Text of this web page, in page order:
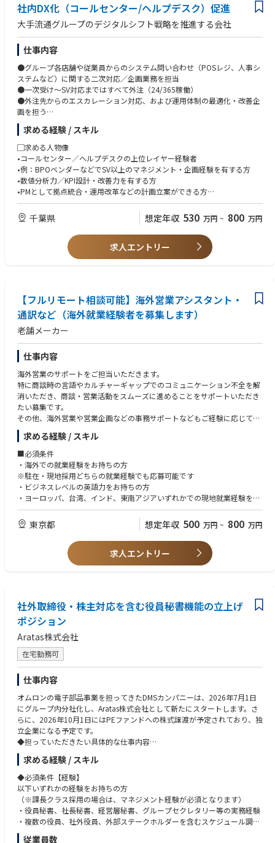
ーリング、当日のアテンド）
②総務/庶務関係社内規程の制定・維持・管理、運用ルールづくり。
③社内広報紙等の編纂
④役員秘書業務及びその取り纏め。
⑤式典等社内行事の企画・運営
⑥オフィス環境整備
（2）航空機製造事業法・武器等製造法に関する許認可手続き業務
社内DX化（コールセンター/ヘルプデスク）促進
大手流通グループのデジタルシフト戦略を推進する会社
仕事内容
●グループ各店舗や従業員からのシステム問い合わせ（POSレジ、人事シ
ステムなど）に関する二次対応／企画業務を担当
●一次受け〜SV対応まではすべて外注（24/365稼働）
●外注先からのエスカレーション対応、および運用体制の最適化・改善企
画を担う
●主なミッションは以下の通り：
・コールセンターの人員マネジメント／コスト最適化／運用企画
・AI、チャットボット活用によるオペレーターゼロ化の推進（数年度で実
現予定）
・センター統合・体制刷新などの構造改革施策の企画推進
▢今後の注力（予定）プロジェクトや課題
・AIチャットボットによるセンター無人化
求める経験 / スキル
▢求める人物像
•コールセンター／ヘルプデスクの上位レイヤー経験者
•例：BPOベンダーなどでSV以上のマネジメント・企画経験を有する方
•数値分析力／KPI設計・改善力を有する方
•PMとして拠点統合・運用改革などの計画立案ができる方
•AI・チャットボット等のテクノロジー理解がある方
•ラインマネジメントは不要（企画・上流推進に特化）
千葉県 想定年収 530 万円 ~ 800 万円
求人エントリー
【フルリモート相談可能】海外営業アシスタント・
通訳など（海外就業経験者を募集します）
老舗メーカー
仕事内容
海外営業のサポートをご担当いただきます。
特に商談時の言語やカルチャーギャップでのコミュニケーション不全を解
消いただき、商談・営業活動をスムーズに進めることをサポートいただき
たい募集です。
その他、海外営業や営業企画などの事務サポートなどもご経験に応じてお
任せをします。
※詳細は求人担当コンサルタントがご説明しますので、ご相談ください
求める経験 / スキル
■必須条件
・海外での就業経験をお持ちの方
※駐在・現地採用どちらの就業経験でも応募可能です
・ビジネスレベルの英語力をお持ちの方
・ヨーロッパ、台湾、インド、東南アジアいずれかでの現地就業経験をお
持ちで現地の言語が可能な方
■歓迎条件
・営業経験をお持ちの方
東京都 想定年収 500 万円 ~ 800 万円
求人エントリー
社外取締役・株主対応を含む役員秘書機能の立上げ
ポジション
Aratas株式会社
在宅勤務可
仕事内容
オムロンの電子部品事業を担ってきたDMSカンパニーは、2026年7月1日
にグループ内分社化し、Aratas株式会社として新たにスタートします。さ
らに、2026年10月1日にはPEファンドへの株式譲渡が予定されており、独
立企業になる予定です。
◆担っていただきたい具体的な仕事内容
社内・社外取締役を対象とした役員秘書機能の立上げおよび実行を担って
いただきます。特に、株式譲渡後に新たに就任予定の社外取締役、株主関
係者、社内経営陣とのコミュニケーションが円滑に進むよう、役員サポー
ト体制を設計・運用いただきます。
【1. 役員秘書機能の立上げ】
・Aratasの経営体制・ガバナンス体制に適した役員秘書機能の設計。
・社内取締役、社外取締役、株主関係者との連絡・調整プロセスの構築。
求める経験 / スキル
◆必須条件【経験】
以下いずれかの経験をお持ちの方
（※課長クラス採用の場合は、マネジメント経験が必須となります）
・役員秘書、社長秘書、経営層秘書、グループセクレタリー等の実務経験
・複数の役員、社外役員、外部ステークホルダーを含むスケジュール調
整・会議運営経験
従業員数